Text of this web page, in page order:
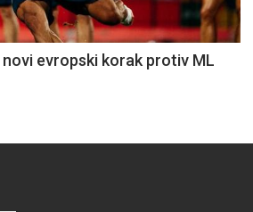
evropski korak protiv ML